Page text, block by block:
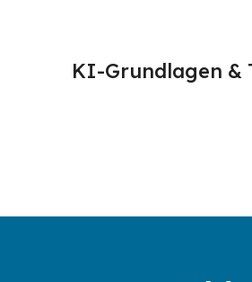
KI-Grundlagen &